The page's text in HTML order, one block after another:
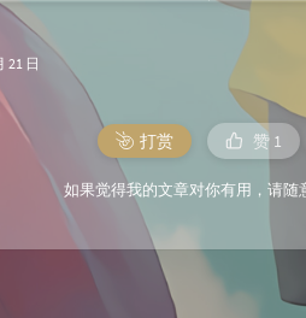
21 日
打赏 赞 1
如果觉得我的文章对你有用，请随